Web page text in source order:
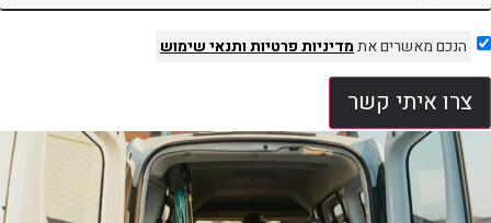
הנכם מאשרים אתמדיניות פרטיותותנאי שימוש
צרו איתי קשר